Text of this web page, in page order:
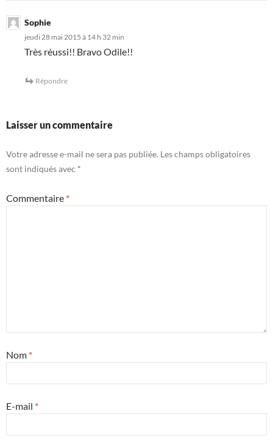
Sophie
jeudi 28 mai 2015 à 14 h 32 min
Très réussi!! Bravo Odile!!
Répondre
Laisser un commentaire
Votre adresse e-mail ne sera pas publiée. Les champs obligatoires
sont indiqués avec *
Commentaire *
Nom *
E-mail *